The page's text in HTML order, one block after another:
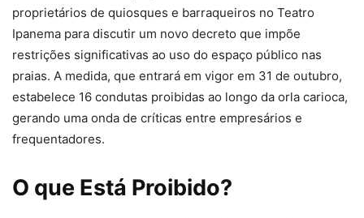
proprietários de quiosques e barraqueiros no Teatro
Ipanema para discutir um novo decreto que impõe
restrições significativas ao uso do espaço público nas
praias. A medida, que entrará em vigor em 31 de outubro,
estabelece 16 condutas proibidas ao longo da orla carioca,
gerando uma onda de críticas entre empresários e
frequentadores.
O que Está Proibido?